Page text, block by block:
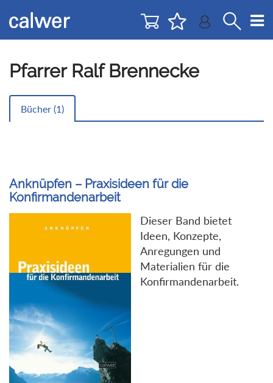
zur
Navigation
zum
Inhalt
Pfarrer Ralf Brennecke
Bücher (1)
Anknüpfen – Praxisideen für die
Konfirmandenarbeit
Dieser Band bietet
Ideen, Konzepte,
Anregungen und
Materialien für die
Konfirmandenarbeit.